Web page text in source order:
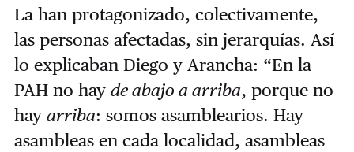
La han protagonizado, colectivamente,
las personas afectadas, sin jerarquías. Así
lo explicaban Diego y Arancha: “En la
PAH no hay de abajo a arriba, porque no
hay arriba: somos asamblearios. Hay
asambleas en cada localidad, asambleas